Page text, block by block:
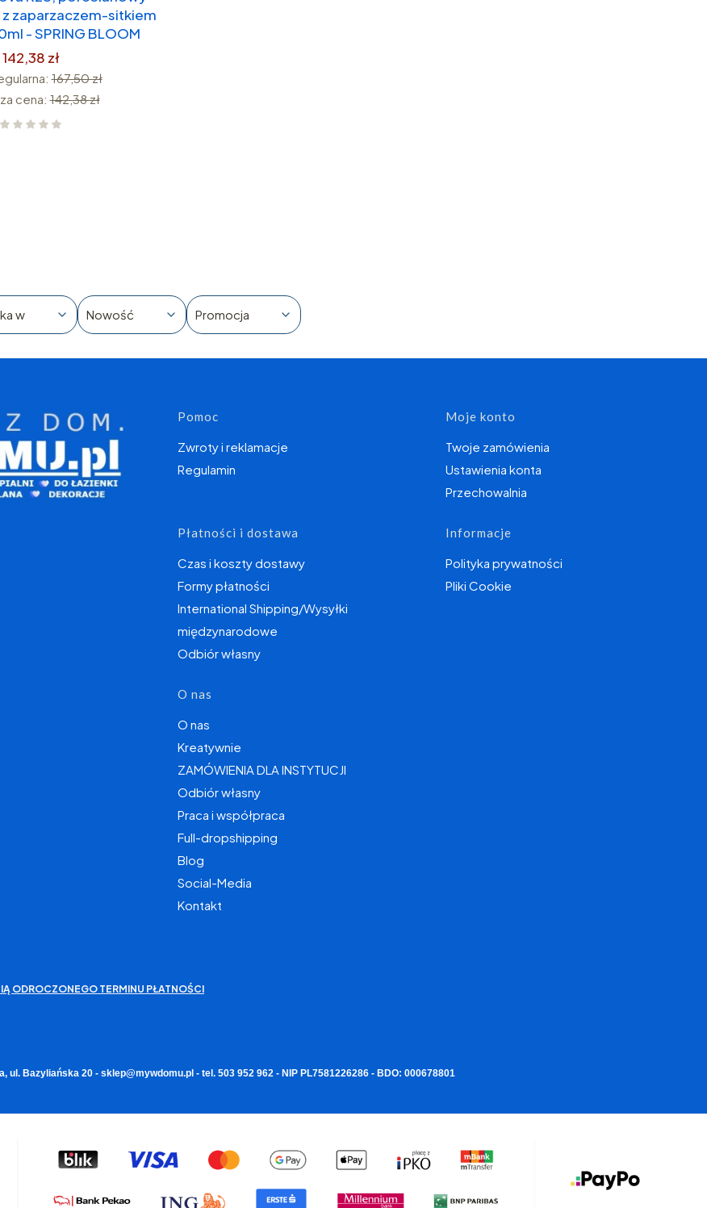
zaparzaczem-sitkiem
- SPRING BLOOM
142,38 zł
167,50 zł
cena: 142,38 zł
w Nowość Promocja
Linki w stopce
Pomoc
Zwroty i reklamacje
Regulamin
Moje konto
Twoje zamówienia
Ustawienia konta
Przechowalnia
Płatności i dostawa
Czas i koszty dostawy
Formy płatności
International Shipping/Wysyłki
międzynarodowe
Odbiór własny
Informacje
Polityka prywatności
Pliki Cookie
O nas
O nas
Kreatywnie
ZAMÓWIENIA DLA INSTYTUCJI
Odbiór własny
Praca i współpraca
Full-dropshipping
Blog
Social-Media
Kontakt
ODROCZONEGO TERMINU PŁATNOŚCI
Bazyliańska 20 - sklep@mywdomu.pl - tel. 503 952 962 - NIP PL7581226286 - BDO: 000678801